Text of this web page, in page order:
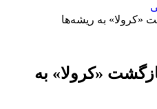
«کرولا» به ریشه‌ها
«کرولا» به